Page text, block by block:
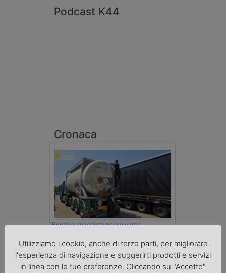
Podcast K44
Cronaca
Benzina spacciata per solvente
Le Fiamme Gialle del Comando Provinciale
di Padova hanno sottoposto a sequestro
preventivo 33mila litri di benzina di
contrabbando, dichiarata come solvente
Utilizziamo i cookie, anche di terze parti, per migliorare
l'esperienza di navigazione e suggerirti prodotti e servizi
in linea con le tue preferenze. Cliccando su "Accetto"